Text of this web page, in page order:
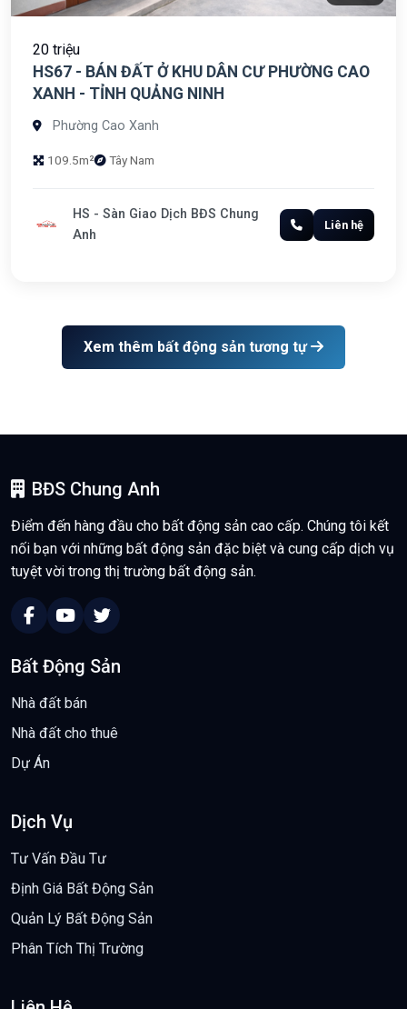
20 triệu
HS67 - BÁN ĐẤT Ở KHU DÂN CƯ PHƯỜNG CAO
XANH - TỈNH QUẢNG NINH
Phường Cao Xanh
109.5m² Tây Nam
HS - Sàn Giao Dịch BĐS Chung
Anh
Liên hệ
Xem thêm bất động sản tương tự
BĐS Chung Anh
Điểm đến hàng đầu cho bất động sản cao cấp. Chúng tôi kết
nối bạn với những bất động sản đặc biệt và cung cấp dịch vụ
tuyệt vời trong thị trường bất động sản.
Bất Động Sản
Nhà đất bán
Nhà đất cho thuê
Dự Án
Dịch Vụ
Tư Vấn Đầu Tư
Định Giá Bất Động Sản
Quản Lý Bất Động Sản
Phân Tích Thị Trường